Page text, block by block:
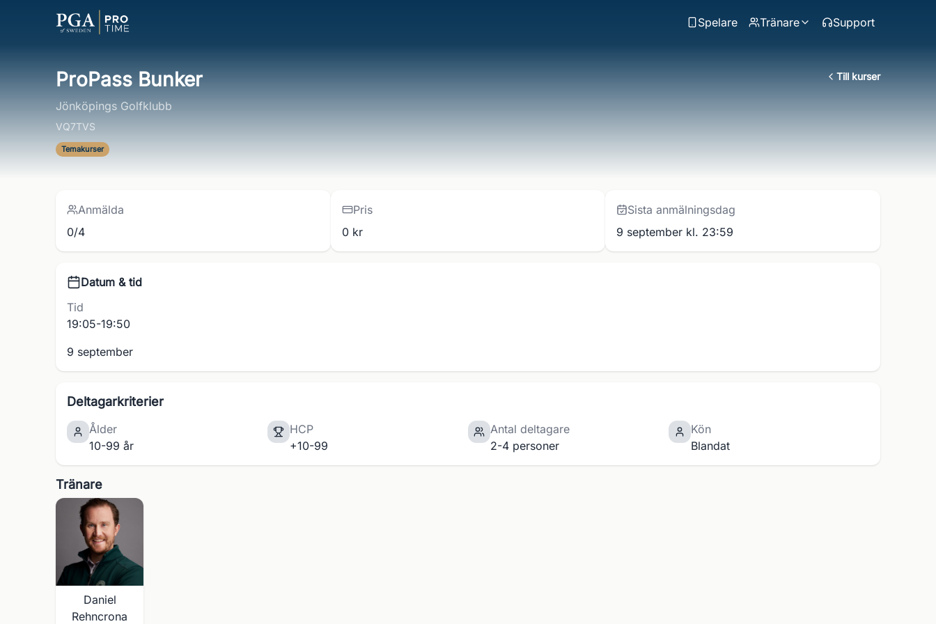
Spelare Tränare Support
Till kurser
ProPass Bunker
Jönköpings Golfklubb
VQ7TVS
Temakurser
Anmälda
0/4
Pris
0 kr
Sista anmälningsdag
9 september kl. 23:59
Datum & tid
Tid
19:05-19:50
9 september
Deltagarkriterier
Ålder
10-99 år
HCP
+10-99
Antal deltagare
2-4 personer
Kön
Blandat
Tränare
Daniel
Rehncrona